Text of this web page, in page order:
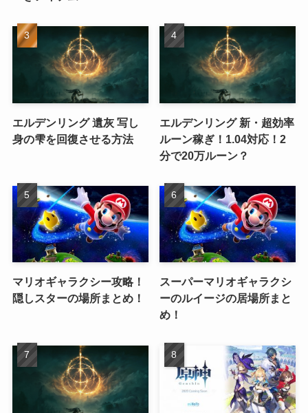
エルデンリング 遺灰 写し
身の雫を回復させる方法
エルデンリング 新・超効率
ルーン稼ぎ！1.04対応！2
分で20万ルーン？
マリオギャラクシー攻略！
隠しスターの場所まとめ！
スーパーマリオギャラクシ
ーのルイージの居場所まと
め！